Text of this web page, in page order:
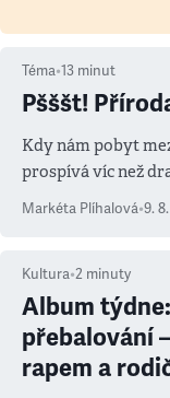
Téma•13 minut
Pšššt!
Kdy nám pobyt
prospívá víc než
Markéta Plíhalová•9.
Kultura•2 minuty
Album
přebalování
rapem a